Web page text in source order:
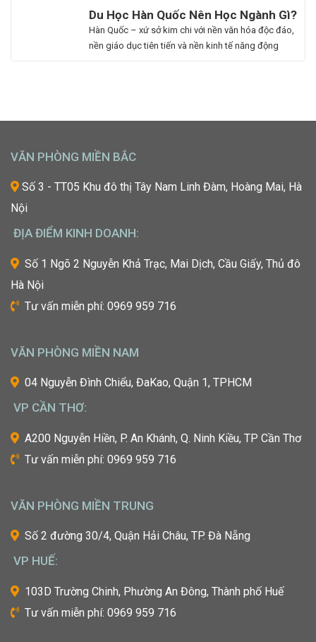
huynh vẫn băn khoăn về khoản chi phí liên quan
đến quá trình này. Vậy, Vision First sẽ giải đáp chi
phí làm hồ sơ […]
Ngành
Làm
Đẹp:
Chắp
“Kinh
Đô
Sắc
Đẹp”
Á
những
hướng
kỹ
tiên
nhất
trong
cái
của
công
nghiệp
thế
Bạn
ngày
được
Du Học Hàn Quốc Nên Học Ngành Gì?
Cẩm Nang Lựa Chọn Ngành Phù Hợp
Từ Chuyên Gia Thuận Phát
Hàn Quốc – xứ sở kim chi với nền văn hóa độc đáo,
nền giáo dục tiên tiến và nền kinh tế năng động
VĂN PHÒNG MIỀN BẮC
Số 3 - TT05 Khu đô thị Tây Nam Linh Đàm, Hoàng Mai, Hà
Nội
ĐỊA ĐIỂM KINH DOANH:
Số 1 Ngõ 2 Nguyễn Khả Trạc, Mai Dịch, Cầu Giấy, Thủ đô
Hà Nội
Tư vấn miễn phí: 0969 959 716
VĂN PHÒNG MIỀN NAM
04 Nguyễn Đình Chiểu, ĐaKao, Quận 1, TPHCM
VP CẦN THƠ:
A200 Nguyễn Hiền, P. An Khánh, Q. Ninh Kiều, TP Cần Thơ
Tư vấn miễn phí: 0969 959 716
VĂN PHÒNG MIỀN TRUNG
Số 2 đường 30/4, Quận Hải Châu, TP. Đà Nẵng
VP HUẾ:
103D Trường Chinh, Phường An Đông, Thành phố Huế
Tư vấn miễn phí: 0969 959 716